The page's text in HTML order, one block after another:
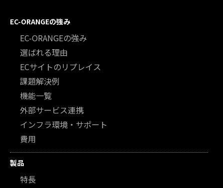
EC-ORANGEの強み
EC-ORANGEの強み
選ばれる理由
ECサイトのリプレイス
課題解決例
機能一覧
外部サービス連携
インフラ環境・サポート
費用
製品
特長